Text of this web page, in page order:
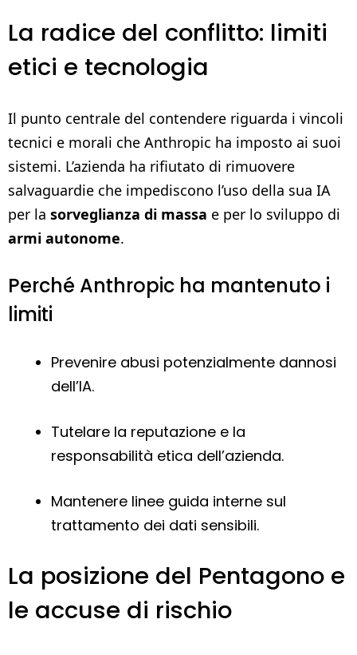
La radice del conflitto: limiti
etici e tecnologia
Il punto centrale del contendere riguarda i vincoli
tecnici e morali che Anthropic ha imposto ai suoi
sistemi. L’azienda ha rifiutato di rimuovere
salvaguardie che impediscono l’uso della sua IA
per la sorveglianza di massa e per lo sviluppo di
armi autonome.
Perché Anthropic ha mantenuto i
limiti
Prevenire abusi potenzialmente dannosi
dell’IA.
Tutelare la reputazione e la
responsabilità etica dell’azienda.
Mantenere linee guida interne sul
trattamento dei dati sensibili.
La posizione del Pentagono e
le accuse di rischio